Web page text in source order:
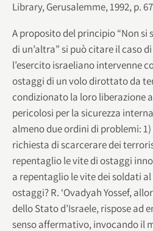
Library, Gerusalemme, 1992, p.
A proposito del principio “Non
di un’altra” si può citare il caso
l’esercito israeliano intervenne
ostaggi di un volo dirottato da
condizionato la loro liberazione
pericolosi per la sicurezza
almeno due ordini di problemi:
richiesta di scarcerare dei
repentaglio le vite di ostaggi
a repentaglio le vite dei soldati
ostaggi? R. ‘Ovadyah Yossef,
dello Stato d’Israele, rispose ad
senso affermativo, invocando il